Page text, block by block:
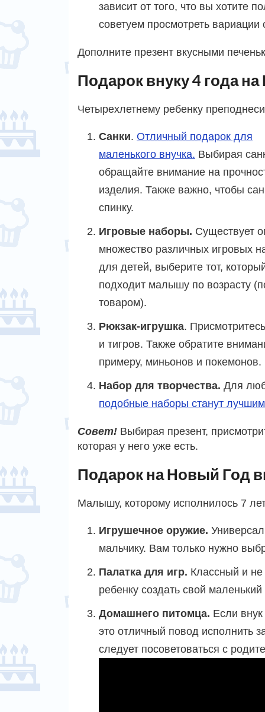
зависит от того, что вы хотите
советуем просмотреть
Дополните презент вкусными
Подарок внуку 4 года
Четырехлетнему ребенку
Санки. Отличный подарок для
маленького внучка. Выбирая
обращайте внимание на
изделия. Также важно, чтобы
спинку.
Игровые наборы. Существует
множество различных игровых
для детей, выберите тот,
подходит малышу по возрасту
товаром).
Рюкзак-игрушка. Присмотритесь
и тигров. Также обратите
примеру, миньонов и покемонов.
Набор для творчества. Для
подобные наборы станут
Совет! Выбирая презент,
которая у него уже есть.
Подарок на Новый Год
Малышу, которому исполнилось 7
Игрушечное оружие.
мальчику. Вам только нужно
Палатка для игр. Классный и не
ребенку создать свой
Домашнего питомца. Если внук
это отличный повод исполнить
следует посоветоваться с